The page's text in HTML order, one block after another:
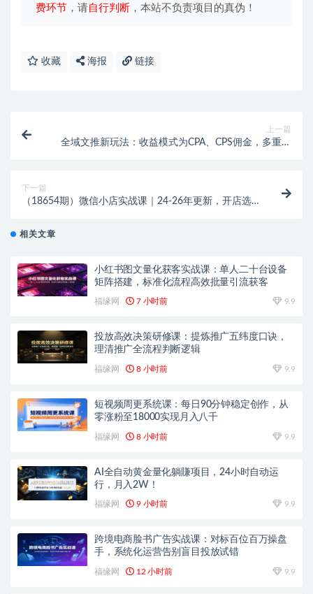
费环节 ，请自行判断 ，本站不负责项目的真伪！
收藏 海报 链接
上一篇
全域文推新玩法：收益模式为CPA、CPS佣金，多重变
下一篇
（18654期）微信小店实战课｜24-26年更新，开店选
相关文章
小红书图文量化获客实战课：单人二十台设备
矩阵搭建，标准化流程高效批量引流获客
福缘网 7 小时前 9.9
投放高效决策研修课：提炼推广五纬度口诀，
理清推广全流程判断逻辑
福缘网 8 小时前 9.9
短视频周更系统课：每日90分钟稳定创作，从
零涨粉至18000实现月入八千
福缘网 8 小时前 9.9
AI全自动黄金量化躺賺项目，24小时自动运
行，月入2W！
福缘网 9 小时前 9.9
跨境电商脸书广告实战课：对标百位百万操盘
手，系统化运营告别盲目投放试错
福缘网 12 小时前 9.9